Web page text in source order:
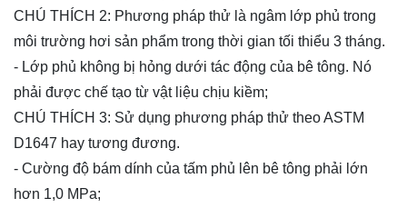
CHÚ THÍCH 2: Phương pháp thử là ngâm lớp phủ trong
môi trường hơi sản phẩm trong thời gian tối thiểu 3 tháng.
- Lớp phủ không bị hỏng dưới tác động của bê tông. Nó
phải được chế tạo từ vật liệu chịu kiềm;
CHÚ THÍCH 3: Sử dụng phương pháp thử theo ASTM
D1647 hay tương đương.
- Cường độ bám dính của tấm phủ lên bê tông phải lớn
hơn 1,0 MPa;